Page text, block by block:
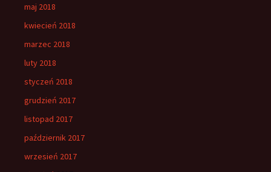
maj 2018
kwiecień 2018
marzec 2018
luty 2018
styczeń 2018
grudzień 2017
listopad 2017
październik 2017
wrzesień 2017